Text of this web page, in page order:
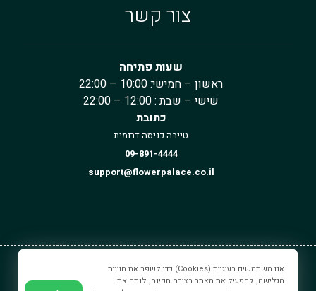
צור קשר
שעות פתיחה
ראשון – חמישי: 10:00 – 22:00
שישי – שבת : 12:00 – 22:00
כתובת
טייבה כניסה דרומית
09-891-4444
support@flowerpalace.co.il
ארמון הפרחים © כל הזכויות שמורים.
אנו משתמשים בעוגיות (Cookies) כדי לשפר את חוויית
הגלישה, להפעיל את האתר בצורה תקינה, לנתח את